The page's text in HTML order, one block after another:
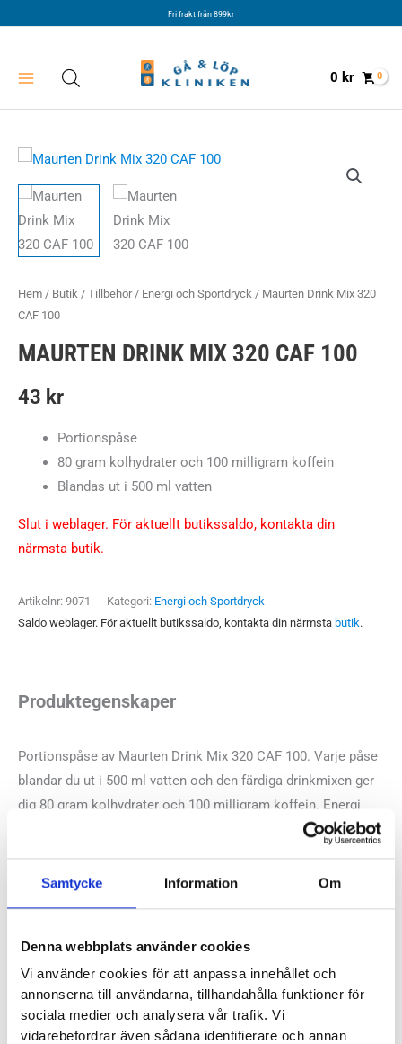
Samtycke Information Om
Denna webbplats använder cookies
Vi använder cookies för att anpassa innehållet och
annonserna till användarna, tillhandahålla funktioner för
sociala medier och analysera vår trafik. Vi
vidarebefordrar även sådana identifierare och annan
Fri frakt från 899kr
0 kr
Hem / Butik / Tillbehör/ Energi och Sportdryck / Maurten Drink Mix 320
CAF 100
MAURTEN DRINK MIX 320 CAF 100
43 kr
Portionspåse
80 gram kolhydrater och 100 milligram koffein
Blandas ut i 500 ml vatten
Slut i weblager. För aktuellt butikssaldo, kontakta din
närmsta butik.
Artikelnr: 9071 Kategori: Energi och Sportdryck
Saldo weblager. För aktuellt butikssaldo, kontakta din närmsta butik.
Produktegenskaper
Portionspåse av Maurten Drink Mix 320 CAF 100. Varje påse
blandar du ut i 500 ml vatten och den färdiga drinkmixen ger
dig 80 gram kolhydrater och 100 milligram koffein. Energi
och uppiggande effekt som får din kropp att orka mer under
av världens bästa idrottsutövare inom uthållighetsidrotter.
utan att skapa oro i magen. Din kropp får alltså mycket
energi utan risk för magproblem. Maurten Drink Mix 320 CAF
100 finns också somhel box med 14 portionspåsar.